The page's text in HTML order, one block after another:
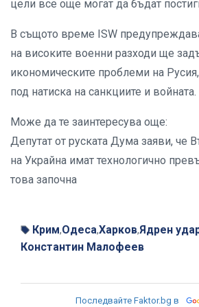
цели все още могат да бъдат
В същото време ISW
на високите военни разходи ще
икономическите проблеми на
под натиска на санкциите и войната.
Може да те заинтересува още:
Депутат от руската Дума заяви, че
на Украйна имат технологично
това започна
Крим,Одеса,Харков,Ядрен
Константин Малофеев
Последвайте Faktor.bg в